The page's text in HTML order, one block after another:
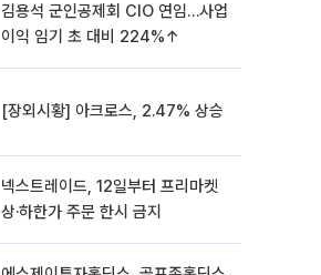
김용석 군인공제회 CIO 연임…사업
이익 임기 초 대비 224%↑
[장외시황] 아크로스, 2.47% 상승
넥스트레이드, 12일부터 프리마켓
상·하한가 주문 한시 금지